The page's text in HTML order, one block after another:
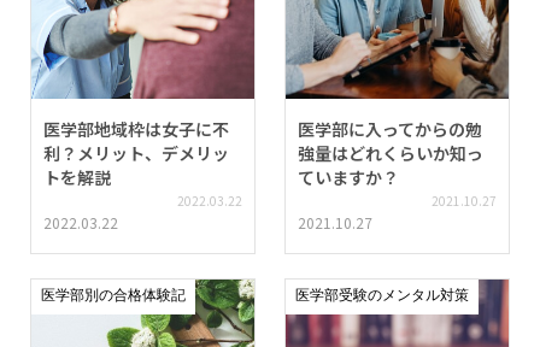
医学部地域枠は女子に不
利？メリット、デメリッ
トを解説
2022.03.22
2022.03.22
医学部に入ってからの勉
強量はどれくらいか知っ
ていますか？
2021.10.27
2021.10.27
医学部別の合格体験記 医学部受験のメンタル対策